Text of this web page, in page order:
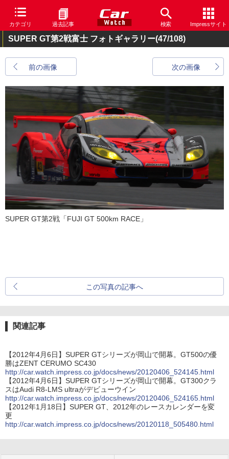
カテゴリ 過去記事 検索 Impressサイト
SUPER GT第2戦富士 フォトギャラリー(47/108)
前の画像 次の画像
SUPER GT第2戦「FUJI GT 500km RACE」
この写真の記事へ
関連記事
【2012年4月6日】SUPER GTシリーズが岡山で開幕。GT500の優
勝はZENT CERUMO SC430
http://car.watch.impress.co.jp/docs/news/20120406_524145.html
【2012年4月6日】SUPER GTシリーズが岡山で開幕。GT300クラ
スはAudi R8-LMS ultraがデビューウイン
http://car.watch.impress.co.jp/docs/news/20120406_524165.html
【2012年1月18日】SUPER GT、2012年のレースカレンダーを変
更
http://car.watch.impress.co.jp/docs/news/20120118_505480.html